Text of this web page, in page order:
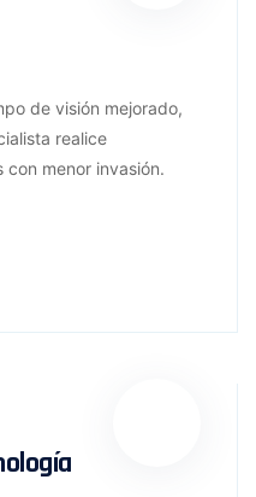
de visión mejorado,
realice
con menor invasión.